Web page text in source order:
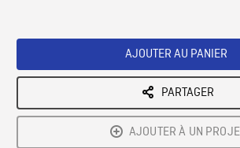
AJOUTER AU PANIER
PARTAGER
AJOUTER À UN